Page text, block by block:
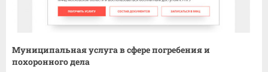
Муниципальная услуга в сфере погребения и
похоронного дела